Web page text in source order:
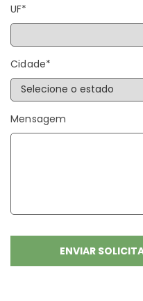
UF*
Cidade*
Mensagem